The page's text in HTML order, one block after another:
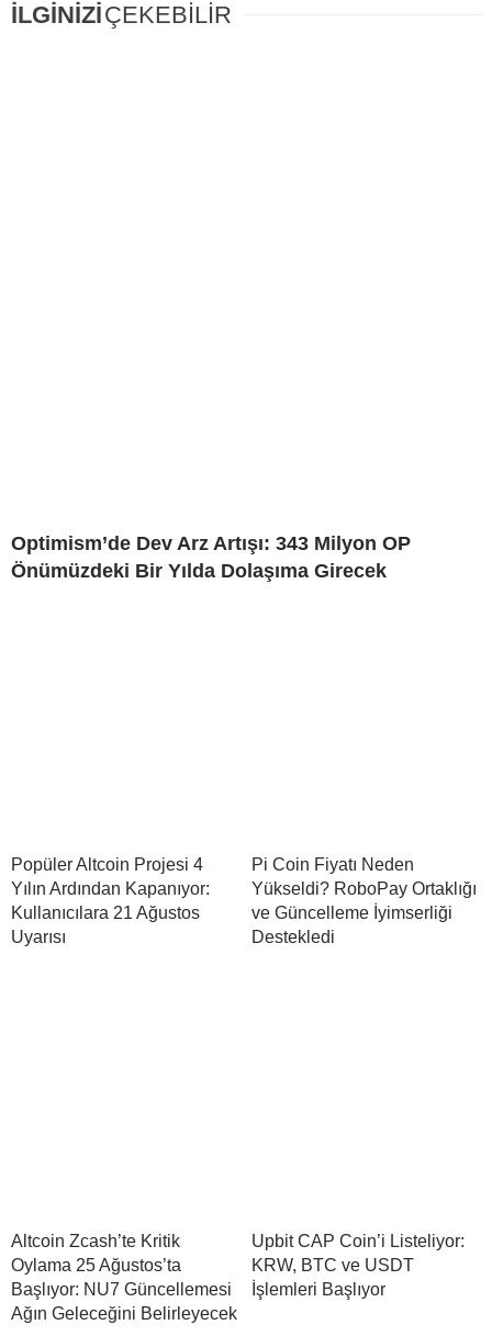
İLGİNİZİÇEKEBİLİR
Optimism’de Dev Arz Artışı: 343 Milyon OP
Önümüzdeki Bir Yılda Dolaşıma Girecek
Popüler Altcoin Projesi 4
Yılın Ardından Kapanıyor:
Kullanıcılara 21 Ağustos
Uyarısı
Pi Coin Fiyatı Neden
Yükseldi? RoboPay Ortaklığı
ve Güncelleme İyimserliği
Destekledi
Altcoin Zcash’te Kritik
Oylama 25 Ağustos’ta
Başlıyor: NU7 Güncellemesi
Ağın Geleceğini Belirleyecek
Upbit CAP Coin’i Listeliyor:
KRW, BTC ve USDT
İşlemleri Başlıyor